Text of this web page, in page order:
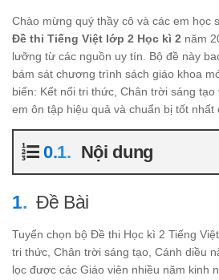
Chào mừng quý thầy cô và các em học
Đề thi Tiếng Việt lớp 2 Học kì 2 năm
lưỡng từ các nguồn uy tín. Bộ đề này
bám sát chương trình sách giáo khoa
biến: Kết nối tri thức, Chân trời sáng
em ôn tập hiệu quả và chuẩn bị tốt nhất
Nội dung
Đề Bài
Tuyển chọn bộ Đề thi Học kì 2 Tiếng
tri thức, Chân trời sáng tạo, Cánh diều
lọc được các Giáo viên nhiều năm kinh